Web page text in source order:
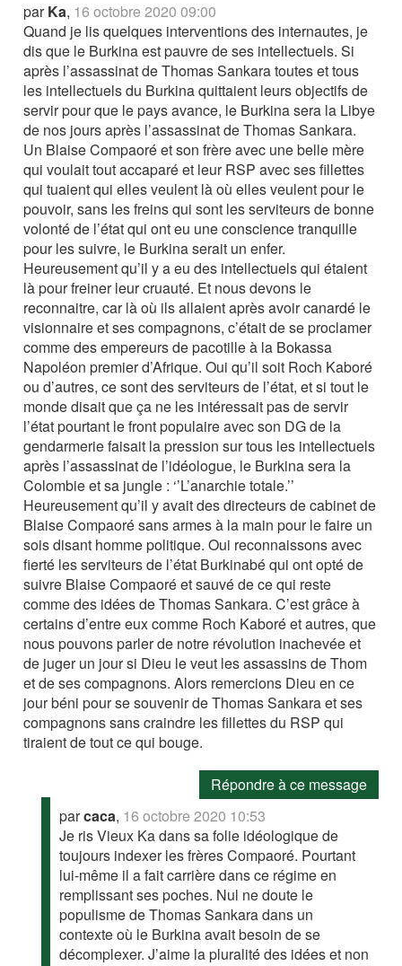
parKa, 16 octobre 2020 09:00
Quand je lis quelques interventions des internautes, je
dis que le Burkina est pauvre de ses intellectuels. Si
après l’assassinat de Thomas Sankara toutes et tous
les intellectuels du Burkina quittaient leurs objectifs de
servir pour que le pays avance, le Burkina sera la Libye
de nos jours après l’assassinat de Thomas Sankara.
Un Blaise Compaoré et son frère avec une belle mère
qui voulait tout accaparé et leur RSP avec ses fillettes
qui tuaient qui elles veulent là où elles veulent pour le
pouvoir, sans les freins qui sont les serviteurs de bonne
volonté de l’état qui ont eu une conscience tranquille
pour les suivre, le Burkina serait un enfer.
Heureusement qu’il y a eu des intellectuels qui étaient
là pour freiner leur cruauté. Et nous devons le
reconnaitre, car là où ils allaient après avoir canardé le
visionnaire et ses compagnons, c’était de se proclamer
comme des empereurs de pacotille à la Bokassa
Napoléon premier d’Afrique. Oui qu’il soit Roch Kaboré
ou d’autres, ce sont des serviteurs de l’état, et si tout le
monde disait que ça ne les intéressait pas de servir
l’état pourtant le front populaire avec son DG de la
gendarmerie faisait la pression sur tous les intellectuels
après l’assassinat de l’idéologue, le Burkina sera la
Colombie et sa jungle : ‘’L’anarchie totale.’’
Heureusement qu’il y avait des directeurs de cabinet de
Blaise Compaoré sans armes à la main pour le faire un
sois disant homme politique. Oui reconnaissons avec
fierté les serviteurs de l’état Burkinabé qui ont opté de
suivre Blaise Compaoré et sauvé de ce qui reste
comme des idées de Thomas Sankara. C’est grâce à
certains d’entre eux comme Roch Kaboré et autres, que
nous pouvons parler de notre révolution inachevée et
de juger un jour si Dieu le veut les assassins de Thom
et de ses compagnons. Alors remercions Dieu en ce
jour béni pour se souvenir de Thomas Sankara et ses
compagnons sans craindre les fillettes du RSP qui
tiraient de tout ce qui bouge.
Répondre à ce message
parcaca, 16 octobre 2020 10:53
Je ris Vieux Ka dans sa folie idéologique de
toujours indexer les frères Compaoré. Pourtant
lui-même il a fait carrière dans ce régime en
remplissant ses poches. Nul ne doute le
populisme de Thomas Sankara dans un
contexte où le Burkina avait besoin de se
décomplexer. J’aime la pluralité des idées et non